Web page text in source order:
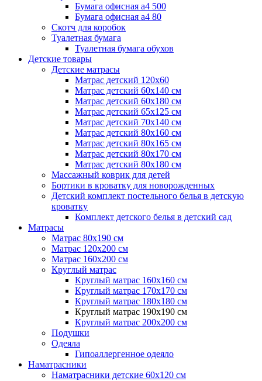
Бумага офисная а4 500
Бумага офисная а4 80
Скотч для коробок
Туалетная бумага
Туалетная бумага обухов
Детские товары
Детские матрасы
Матрас детский 120х60
Матрас детский 60х140 см
Матрас детский 60х180 см
Матрас детский 65х125 см
Матрас детский 70х140 см
Матрас детский 80х160 см
Матрас детский 80х165 см
Матрас детский 80х170 см
Матрас детский 80х180 см
Массажный коврик для детей
Бортики в кроватку для новорожденных
Детский комплект постельного белья в детскую
кроватку
Комплект детского белья в детский сад
Матрасы
Матрас 80х190 см
Матраc 120х200 см
Матрас 160х200 см
Круглый матрас
Круглый матрас 160х160 см
Круглый матрас 170х170 см
Круглый матрас 180х180 см
Круглый матрас 190х190 см
Круглый матрас 200х200 см
Подушки
Одеяла
Гипоаллергенное одеяло
Наматрасники
Наматрасники детские 60х120 см